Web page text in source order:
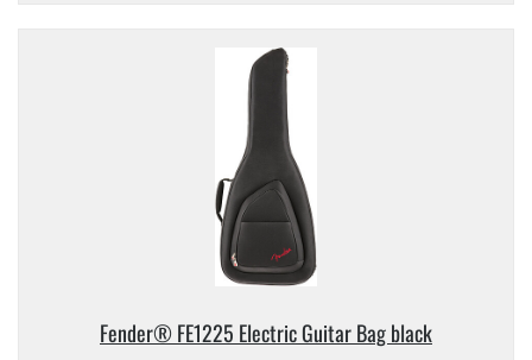
Fender® FE1225 Electric Guitar Bag black